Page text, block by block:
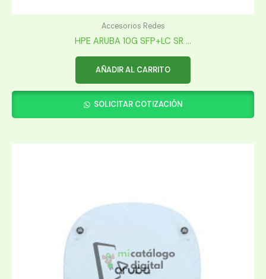
Accesorios Redes
HPE ARUBA 10G SFP+LC SR ...
AÑADIR AL CARRITO
SOLICITAR COTIZACIÓN